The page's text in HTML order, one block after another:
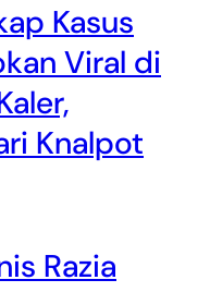
Kasus
Viral di
Knalpot
Razia